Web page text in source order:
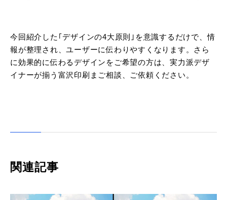
今回紹介した｢デザインの4大原則｣を意識するだけで、情
報が整理され、ユーザーに伝わりやすくなります。さら
に効果的に伝わるデザインをご希望の方は、実力派デザ
イナーが揃う富沢印刷まご相談、ご依頼ください。
関連記事